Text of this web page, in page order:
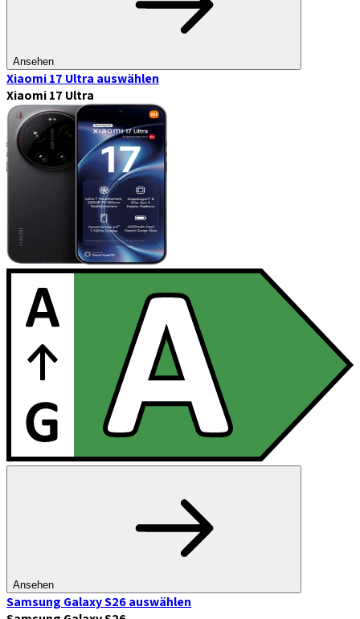
Ansehen
Xiaomi 17 Ultra auswählen
Xiaomi 17 Ultra
Ansehen
Samsung Galaxy S26auswählen